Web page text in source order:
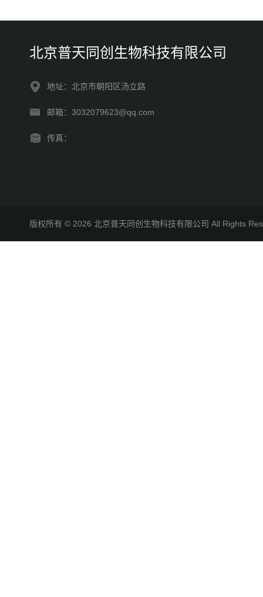
北京普天同创生物科技有限公司
地址：北京市朝阳区汤立路
邮箱：3032079623@qq.com
传真：
版权所有 © 2026 北京普天同创生物科技有限公司 All Rights